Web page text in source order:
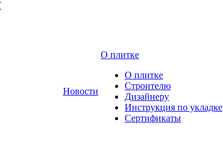
Новости
О плитке
О плитке
Строителю
Дизайнеру
Инструкция по укладке
Сертификаты